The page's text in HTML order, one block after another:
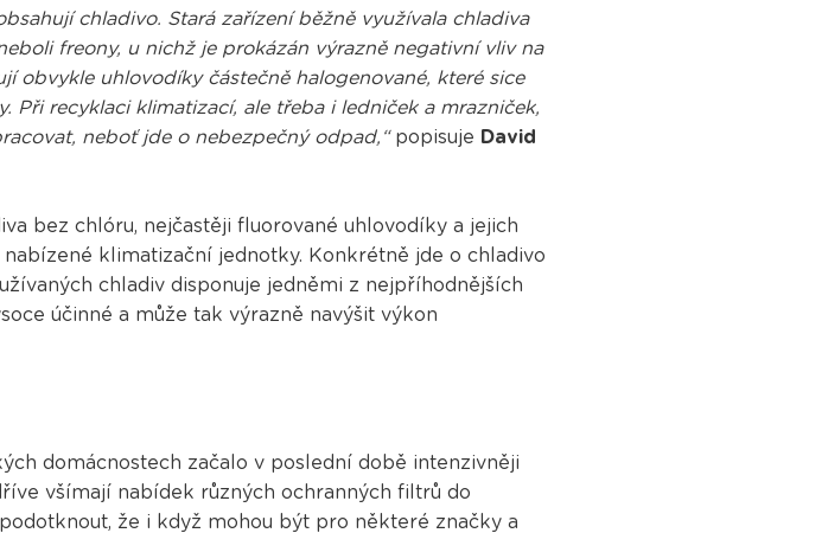
chladivo. Stará zařízení běžně využívala chladiva
freony, u nichž je prokázán výrazně negativní vliv na
obvykle uhlovodíky částečně halogenované, které sice
Při recyklaci klimatizací, ale třeba i ledniček a mrazniček,
neboť jde o nebezpečný odpad,“popisuje David
bez chlóru, nejčastěji fluorované uhlovodíky a jejich
klimatizační jednotky. Konkrétně jde o chladivo
chladiv disponuje jedněmi z nejpříhodnějších
účinné a může tak výrazně navýšit výkon
domácnostech začalo v poslední době intenzivněji
všímají nabídek různých ochranných filtrů do
že i když mohou být pro některé značky a